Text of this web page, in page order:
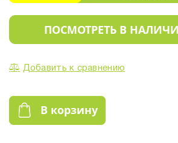
ПОСМОТРЕТЬ В
Добавить к сравнению
В корзину